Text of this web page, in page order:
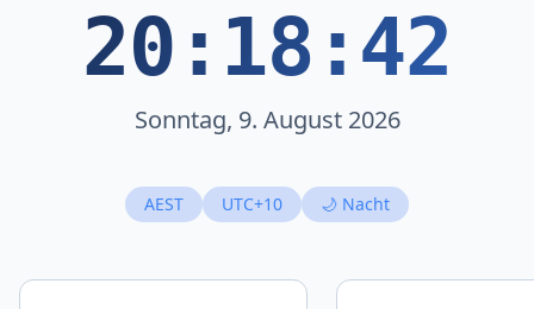
20:18:42
Sonntag, 9. August 2026
AEST UTC+10 🌙 Nacht